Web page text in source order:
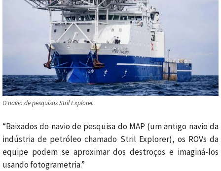
O navio de pesquisas Stril Explorer.
“Baixados do navio de pesquisa do MAP (um antigo navio da
indústria de petróleo chamado Stril Explorer), os ROVs da
equipe podem se aproximar dos destroços e imaginá-los
usando fotogrametria.”